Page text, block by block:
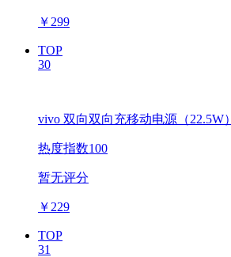
￥ 299
TOP
30
vivo 双向双向充移动电源（22.5W）
热度指数100
暂无评分
￥ 229
TOP
31